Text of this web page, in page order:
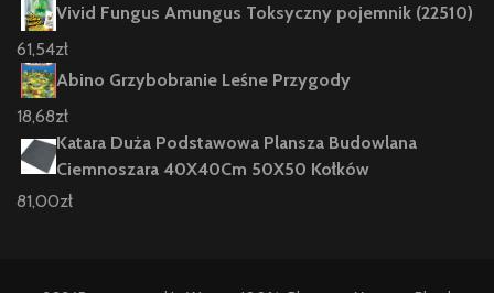
Vivid Fungus Amungus Toksyczny pojemnik (22510)
61,54zł
Abino Grzybobranie Leśne Przygody
18,68zł
Katara Duża Podstawowa Plansza Budowlana
Ciemnoszara 40X40Cm 50X50 Kołków
81,00zł